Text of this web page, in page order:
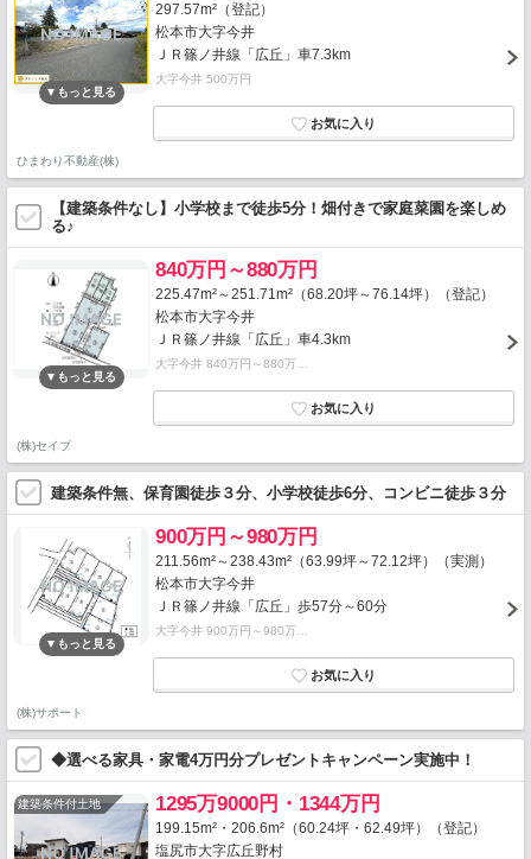
297.57m²（登記）
松本市大字今井
ＪＲ篠ノ井線「広丘」車7.3km
大字今井 500万円
ひまわり不動産(株)
【建築条件なし】小学校まで徒歩5分！畑付きで家庭菜園を楽しめ
る♪
840万円～880万円
225.47m²～251.71m²（68.20坪～76.14坪）（登記）
松本市大字今井
ＪＲ篠ノ井線「広丘」車4.3km
大字今井 840万円～880万…
(株)セイブ
建築条件無、保育園徒歩３分、小学校徒歩6分、コンビニ徒歩３分
900万円～980万円
211.56m²～238.43m²（63.99坪～72.12坪）（実測）
松本市大字今井
ＪＲ篠ノ井線「広丘」歩57分～60分
大字今井 900万円～980万…
(株)サポート
◆選べる家具・家電4万円分プレゼントキャンペーン実施中！
建築条件付土地 1295万9000円・1344万円
199.15m²・206.6m²（60.24坪・62.49坪）（登記）
塩尻市大字広丘野村